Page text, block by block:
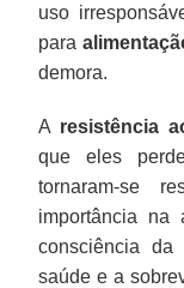
uso
para
demora.
A resistência
que eles
tornaram-se
importância na
consciência da
saúde e a